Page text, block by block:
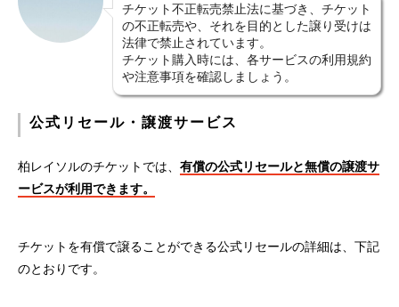
チケット不正転売禁止法に基づき、チケット
の不正転売や、それを目的とした譲り受けは
法律で禁止されています。
チケット購入時には、各サービスの利用規約
や注意事項を確認しましょう。
公式リセール・譲渡サービス
柏レイソルのチケットでは、 有償の公式リセールと無償の譲渡サ
ービスが利用できます。
チケットを有償で譲ることができる公式リセールの詳細は、下記
のとおりです。